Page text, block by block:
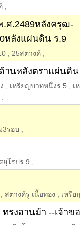
.ศ.2489หลังครุฒ-
หลังแผ่นดิน ร.9
25สตางค์
านหลังตราแผ่นดิ
เหรียญบาทหนึ่งร.5
เ
3รอบ
ยุโรปร.9
สตางค์รู เนื้อทอง เหรี
รงอานม้า --เจ้าข